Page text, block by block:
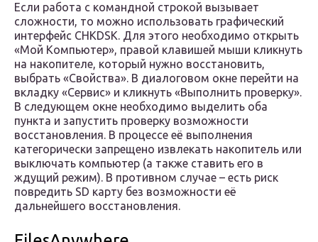
Если работа с командной строкой вызывает
сложности, то можно использовать графический
интерфейс CHKDSK. Для этого необходимо открыть
«Мой Компьютер», правой клавишей мыши кликнуть
на накопителе, который нужно восстановить,
выбрать «Свойства». В диалоговом окне перейти на
вкладку «Сервис» и кликнуть «Выполнить проверку».
В следующем окне необходимо выделить оба
пункта и запустить проверку возможности
восстановления. В процессе её выполнения
категорически запрещено извлекать накопитель или
выключать компьютер (а также ставить его в
ждущий режим). В противном случае – есть риск
повредить SD карту без возможности её
дальнейшего восстановления.